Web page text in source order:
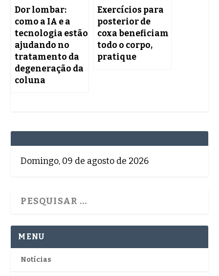
Dor lombar:
como a IA e a
tecnologia estão
ajudando no
tratamento da
degeneração da
coluna
Exercícios para
posterior de
coxa beneficiam
todo o corpo,
pratique
Domingo, 09 de agosto de 2026
MENU
Notícias